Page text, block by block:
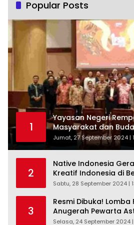
Popular Posts
1
Yayasan Negeri
Masyarakat dan
dan Inovasi Nasional (
Gelar International
Jumat, 27 September 2024 |
2
Native Indonesia
Kreatif Indonesia di
Kain Indonesia”
Sabtu, 28 September 2024 |
3
Resmi Dibuka!
Anugerah Pewarta
Berkarya,
Selasa, 24 September 2024 |